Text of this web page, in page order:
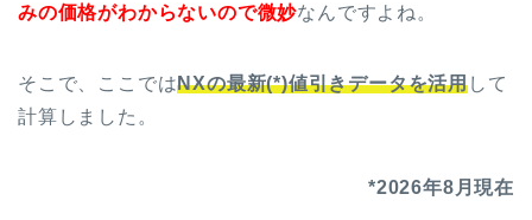
みの価格がわからないので微妙なんですよね。
そこで、ここではNXの最新(*)値引きデータを活用して
計算しました。
*2026年8月現在